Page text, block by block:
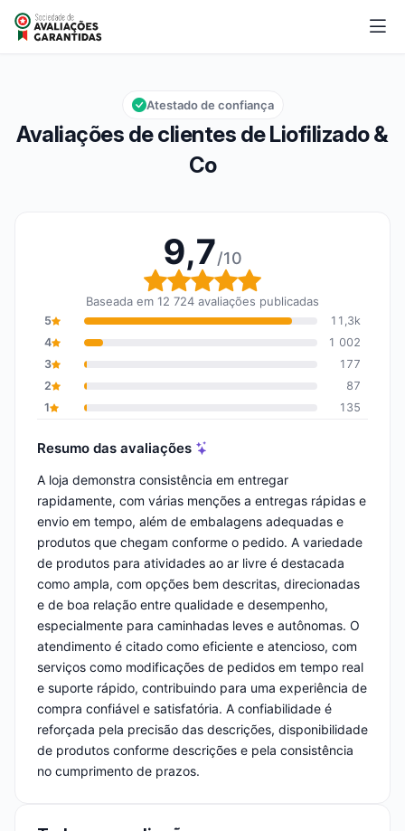
Liofilizado & Co
Nota global: 9,7 em 10
9,7/10
Avaliações de clientes de Liofilizado &
Co
Atestado de confiança
9,7/10
Nota global: 9,7 em 10
Baseada em 12 724 avaliações publicadas
5
11,3k
4
1 002
3
177
2
87
1
135
Resumo das avaliações
A loja demonstra consistência em entregar
rapidamente, com várias menções a entregas rápidas e
envio em tempo, além de embalagens adequadas e
produtos que chegam conforme o pedido. A variedade
de produtos para atividades ao ar livre é destacada
como ampla, com opções bem descritas, direcionadas
e de boa relação entre qualidade e desempenho,
especialmente para caminhadas leves e autônomas. O
atendimento é citado como eficiente e atencioso, com
serviços como modificações de pedidos em tempo real
e suporte rápido, contribuindo para uma experiência de
compra confiável e satisfatória. A confiabilidade é
reforçada pela precisão das descrições, disponibilidade
de produtos conforme descrições e pela consistência
no cumprimento de prazos.